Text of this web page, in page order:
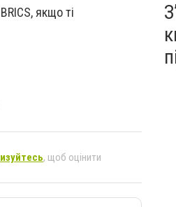
якщо ті
, щоб оцінити